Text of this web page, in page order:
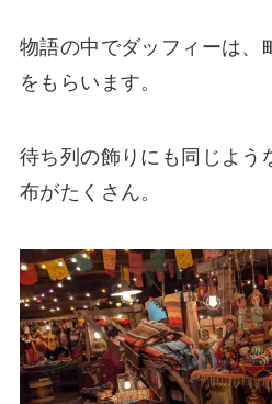
物語の中でダッフィーは、
をもらいます。
待ち列の飾りにも同じよう
布がたくさん。